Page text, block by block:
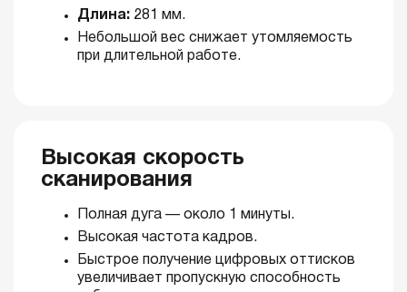
Длина: 281 мм.
Небольшой вес снижает утомляемость
при длительной работе.
Высокая скорость
сканирования
Полная дуга — около 1 минуты.
Высокая частота кадров.
Быстрое получение цифровых оттисков
увеличивает пропускную способность